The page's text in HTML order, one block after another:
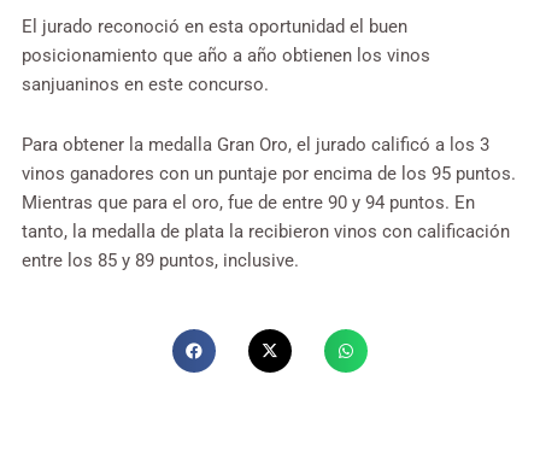
El jurado reconoció en esta oportunidad el buen
posicionamiento que año a año obtienen los vinos
sanjuaninos en este concurso.
Para obtener la medalla Gran Oro, el jurado calificó a los 3
vinos ganadores con un puntaje por encima de los 95 puntos.
Mientras que para el oro, fue de entre 90 y 94 puntos. En
tanto, la medalla de plata la recibieron vinos con calificación
entre los 85 y 89 puntos, inclusive.